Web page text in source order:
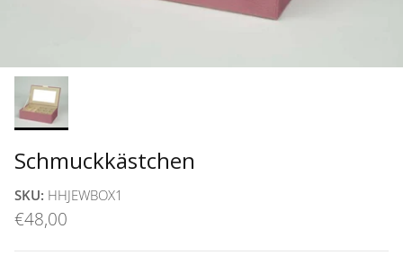
Schmuckkästchen
SKU: HHJEWBOX1
€48,00